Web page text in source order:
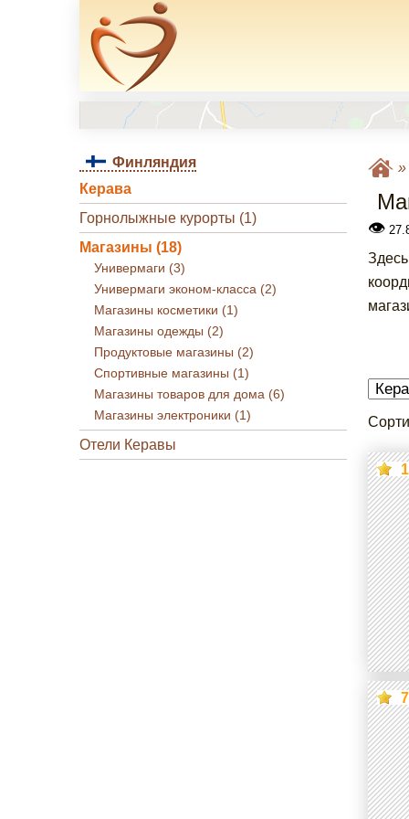
Финляндия
Керава
Горнолыжные курорты (1)
Магазины (18)
Универмаги (3)
Универмаги эконом-класса (2)
Магазины косметики (1)
Магазины одежды (2)
Продуктовые магазины (2)
Спортивные магазины (1)
Магазины товаров для дома (6)
Магазины электроники (1)
Отели Керавы
»
👁